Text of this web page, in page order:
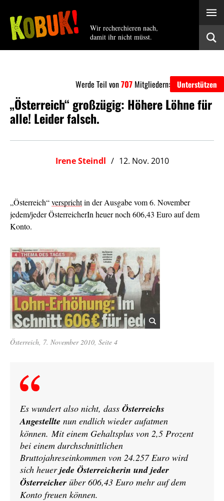
Wir recherchieren nach,
damit ihr nicht müsst.
Werde Teil von707 Mitgliedern: Unterstützen
„Österreich“ großzügig: Höhere Löhne für
alle! Leider falsch.
Irene Steindl 12. Nov. 2010
„Österreich“versprichtin der Ausgabe vom 6. November
jedem/jeder ÖsterreicherIn heuer noch 606,43 Euro auf dem
Konto.
Österreich, 7. November 2010, Seite 4
Es wundert also nicht, dass Österreichs
Angestellte nun endlich wieder aufatmen
können. Mit einem Gehaltsplus von 2,5 Prozent
bei einem durchschnittlichen
Bruttojahreseinkommen von 24.257 Euro wird
sich heuerjede Österreicherin und jeder
Österreicher über 606,43 Euro mehr auf dem
Konto freuen können.